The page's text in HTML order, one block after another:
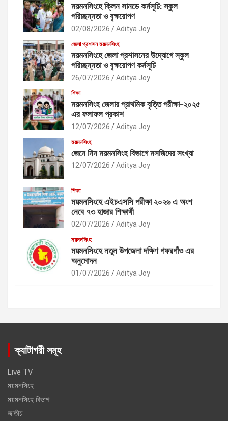
ময়মনসিংহে ক্লিন সানডে কর্মসূচি: স্কুল
পরিচ্ছন্নতা ও বৃক্ষরোপণ
02/08/2026 Aditya Joy
জেলা প্রশাসন ময়মনসিংহ
ময়মনসিংহে জেলা প্রশাসনের উদ্যোগে স্কুল
পরিচ্ছন্নতা ও বৃক্ষরোপণ কর্মসূচি
26/07/2026 Aditya Joy
শিক্ষা
ময়মনসিংহ জেলার প্রাথমিক বৃত্তি পরীক্ষা-২০২৫
এর ফলাফল প্রকাশ
12/07/2026 Aditya Joy
ময়মনসিংহ
জেনে নিন ময়মনসিংহ বিভাগে মসজিদের সংখ্যা
12/07/2026 Aditya Joy
শিক্ষা
ময়মনসিংহে এইচএসসি পরীক্ষা ২০২৬ এ অংশ
নেবে ৭৩ হাজার শিক্ষার্থী
02/07/2026 Aditya Joy
ময়মনসিংহ
ময়মনসিংহে নতুন উপজেলা দক্ষিণ গফরগাঁও এর
অনুমোদন
01/07/2026 Aditya Joy
ক্যাটাগরী সমূহ
Live TV
ময়মনসিংহ
ময়মনসিংহ বিভাগ
জাতীয়